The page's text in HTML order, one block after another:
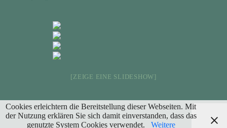
[ZEIGE EINE SLIDESHOW]
Cookies erleichtern die Bereitstellung dieser Webseiten. Mit
der Nutzung erklären Sie sich damit einverstanden, dass das
genutzte System Cookies verwendet.
Weitere